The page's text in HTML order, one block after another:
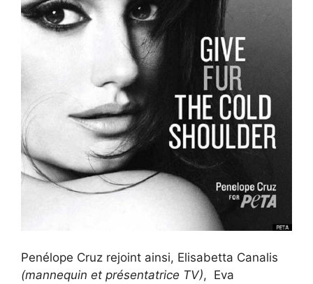
Penélope Cruz rejoint ainsi, Elisabetta Canalis
(mannequin et présentatrice TV), Eva